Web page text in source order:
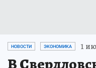
НОВОСТИ ЭКОНОМИКА 1
В